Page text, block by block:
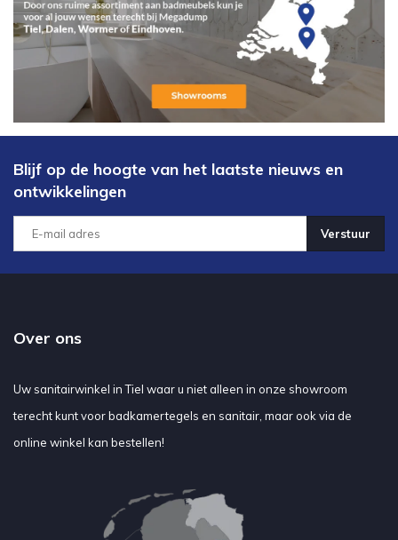
Blijf op de hoogte van het laatste nieuws en
ontwikkelingen
Verstuur
Over ons
Uw sanitairwinkel in Tiel waar u niet alleen in onze showroom
terecht kunt voor badkamertegels en sanitair, maar ook via de
online winkel kan bestellen!